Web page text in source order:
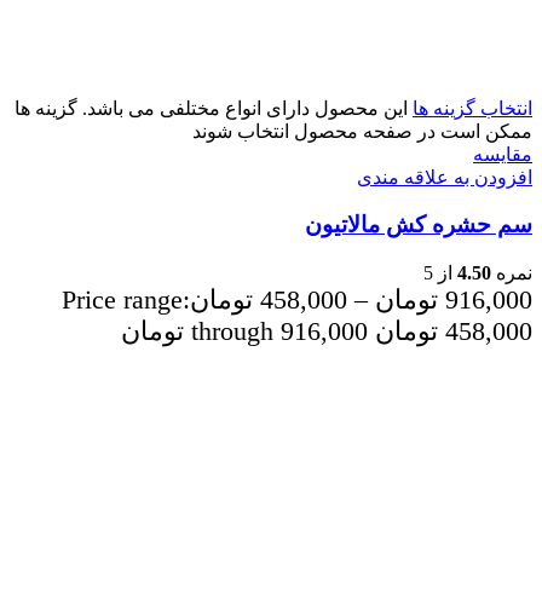
انتخاب گزینه ها این محصول دارای انواع مختلفی می باشد. گزینه ها
ممکن است در صفحه محصول انتخاب شوند
مقایسه
افزودن به علاقه مندی
سم حشره کش مالاتیون
نمره 4.50 از 5
916,000 تومان –
458,000 تومانPrice range:
458,000 تومان through 916,000 تومان